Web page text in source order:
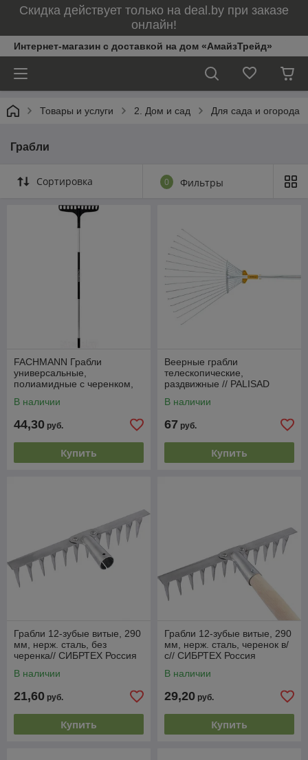
Скидка действует только на deal.by при заказе
онлайн!
Интернет-магазин с доставкой на дом «АмайзТрейд»
Товары и услуги 2. Дом и сад Для сада и огорода
Грабли
Сортировка 0 Фильтры
FACHMANN Грабли
универсальные,
полиамидные c черенком,
В наличии
44,30 руб.
Купить
Веерные грабли
телескопические,
раздвижные // PALISAD
В наличии
67 руб.
Купить
Грабли 12-зубые витые, 290
мм, нерж. сталь, без
черенка// СИБРТЕХ Россия
В наличии
21,60 руб.
Купить
Грабли 12-зубые витые, 290
мм, нерж. сталь, черенок в/
с// СИБРТЕХ Россия
В наличии
29,20 руб.
Купить